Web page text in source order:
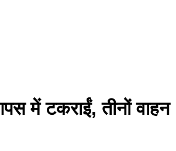
में टकराईं, तीनों वाहन